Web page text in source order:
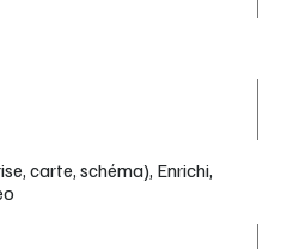
carte, schéma), Enrichi,